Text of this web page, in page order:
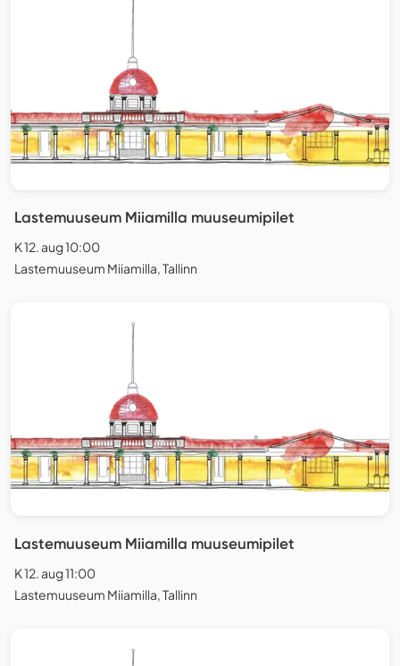
Lastemuuseum Miiamilla muuseumipilet
K 12. aug 10:00
Lastemuuseum Miiamilla, Tallinn
Lastemuuseum Miiamilla muuseumipilet
K 12. aug 11:00
Lastemuuseum Miiamilla, Tallinn